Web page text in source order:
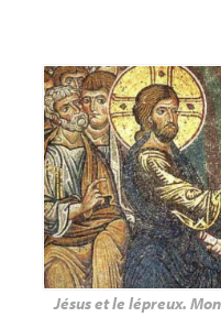
Jésus et le lépreux.